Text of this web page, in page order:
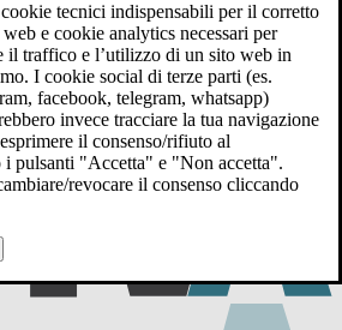
tecnici indispensabili per il corretto
e cookie analytics necessari per
il traffico e l’utilizzo di un sito web in
I cookie social di terze parti (es.
facebook, telegram, whatsapp)
invece tracciare la tua navigazione
il consenso/rifiuto al
i pulsanti "Accetta" e "Non accetta".
revocare il consenso cliccando